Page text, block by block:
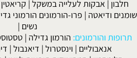
חלבון | אבקות לעלייה במשקל | קריאטין
שומנים ודיאטה | פרו-הורמונים הורמוני
נשים |
תרופות והורמונים: הורמון גדילה |
אנאבוליים | וינסטרול | דיאנבול |